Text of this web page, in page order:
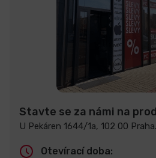
Stavte se za námi na
U Pekáren 1644/1a, 102 00 Praha.
Otevírací doba: